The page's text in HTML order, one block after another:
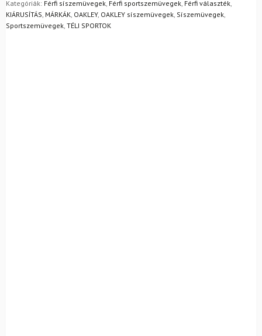
Mik a visszaküldés feltételei?
Kategóriák: Férfi síszemüvegek Férfi sportszemüvegek Férfi választék
KIÁRUSÍTÁS MÁRKÁK OAKLEY, OAKLEY síszemüvegek Síszemüvegek
Sportszemüvegek TÉLI SPORTOK